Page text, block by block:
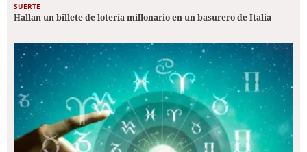
SUERTE
Hallan un billete de lotería millonario en un basurero de Italia